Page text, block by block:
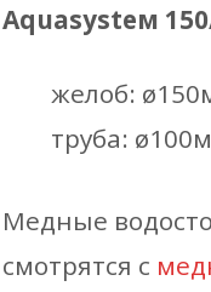
Aquasysteм
желоб:
труба:
Медные
смотрятся с